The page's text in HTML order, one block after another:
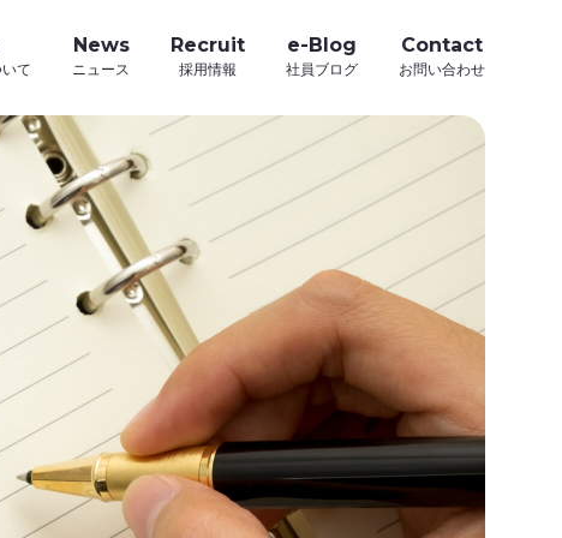
News Recruit e-Blog Contact